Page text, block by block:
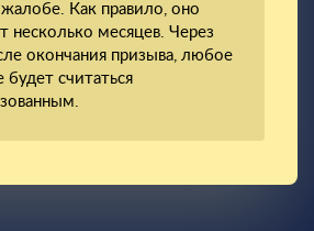
Как правило, оно
несколько месяцев. Через
окончания призыва, любое
будет считаться